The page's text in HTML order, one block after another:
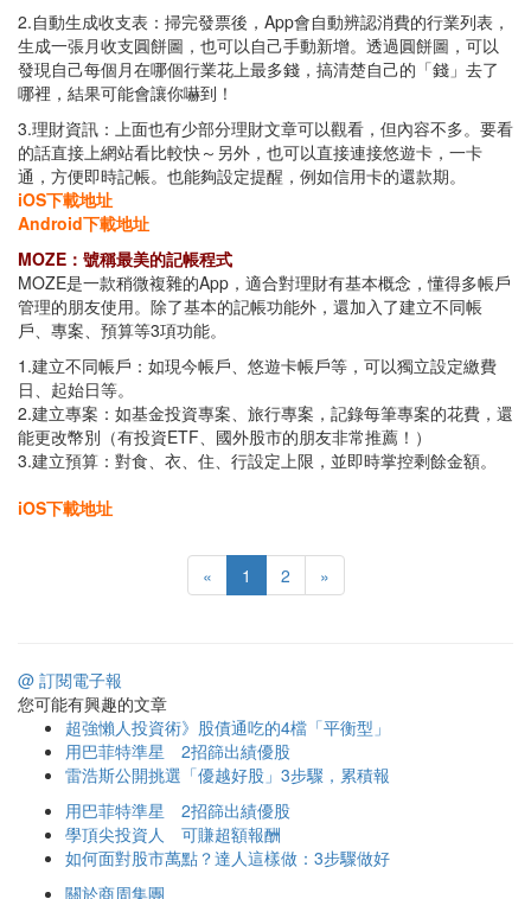
2.自動生成收支表：掃完發票後，App會自動辨認消費的行業列表，
生成一張月收支圓餅圖，也可以自己手動新增。透過圓餅圖，可以
發現自己每個月在哪個行業花上最多錢，搞清楚自己的「錢」去了
哪裡，結果可能會讓你嚇到！
3.理財資訊：上面也有少部分理財文章可以觀看，但內容不多。要看
的話直接上網站看比較快～另外，也可以直接連接悠遊卡，一卡
通，方便即時記帳。也能夠設定提醒，例如信用卡的還款期。
iOS下載地址
Android下載地址
MOZE：號稱最美的記帳程式
MOZE是一款稍微複雜的App，適合對理財有基本概念，懂得多帳戶
管理的朋友使用。除了基本的記帳功能外，還加入了建立不同帳
戶、專案、預算等3項功能。
1.建立不同帳戶：如現今帳戶、悠遊卡帳戶等，可以獨立設定繳費
日、起始日等。
2.建立專案：如基金投資專案、旅行專案，記錄每筆專案的花費，還
能更改幣別（有投資ETF、國外股市的朋友非常推薦！）
3.建立預算：對食、衣、住、行設定上限，並即時掌控剩餘金額。
iOS下載地址
« 1 2 »
@ 訂閱電子報
您可能有興趣的文章
超強懶人投資術》股債通吃的4檔「平衡型」
用巴菲特準星 2招篩出績優股
雷浩斯公開挑選「優越好股」3步驟，累積報
用巴菲特準星 2招篩出績優股
學頂尖投資人 可賺超額報酬
如何面對股市萬點？達人這樣做：3步驟做好
關於商周集團